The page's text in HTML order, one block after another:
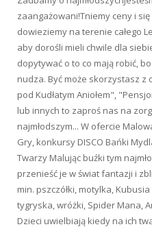
zaangażowani!Tniemy ceny i
dowieziemy na terenie całego
aby dorośli mieli chwile dla
dopytywać o to co mają robić,
nudza. Być może skorzystasz
pod Kudłatym Aniołem",
lub innych to zaproś nas na
najmłodszym... W ofercie
Gry, konkursy DISCO Bańki
Twarzy Malując buźki tym
przenieść je w świat fantazji i
min. pszczółki, motylka,
tygryska, wróżki, Spider Mana,
Dzieci uwielbiają kiedy na ich